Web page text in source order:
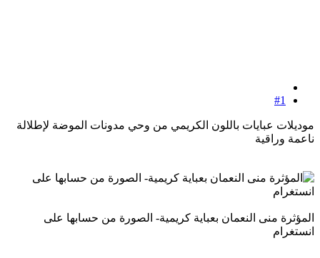
#1
موديلات عبايات باللون الكريمي من وحي مدونات الموضة لإطلالة
ناعمة وراقية
المؤثرة منى النعمان بعباية كريمية- الصورة من حسابها على
انستغرام